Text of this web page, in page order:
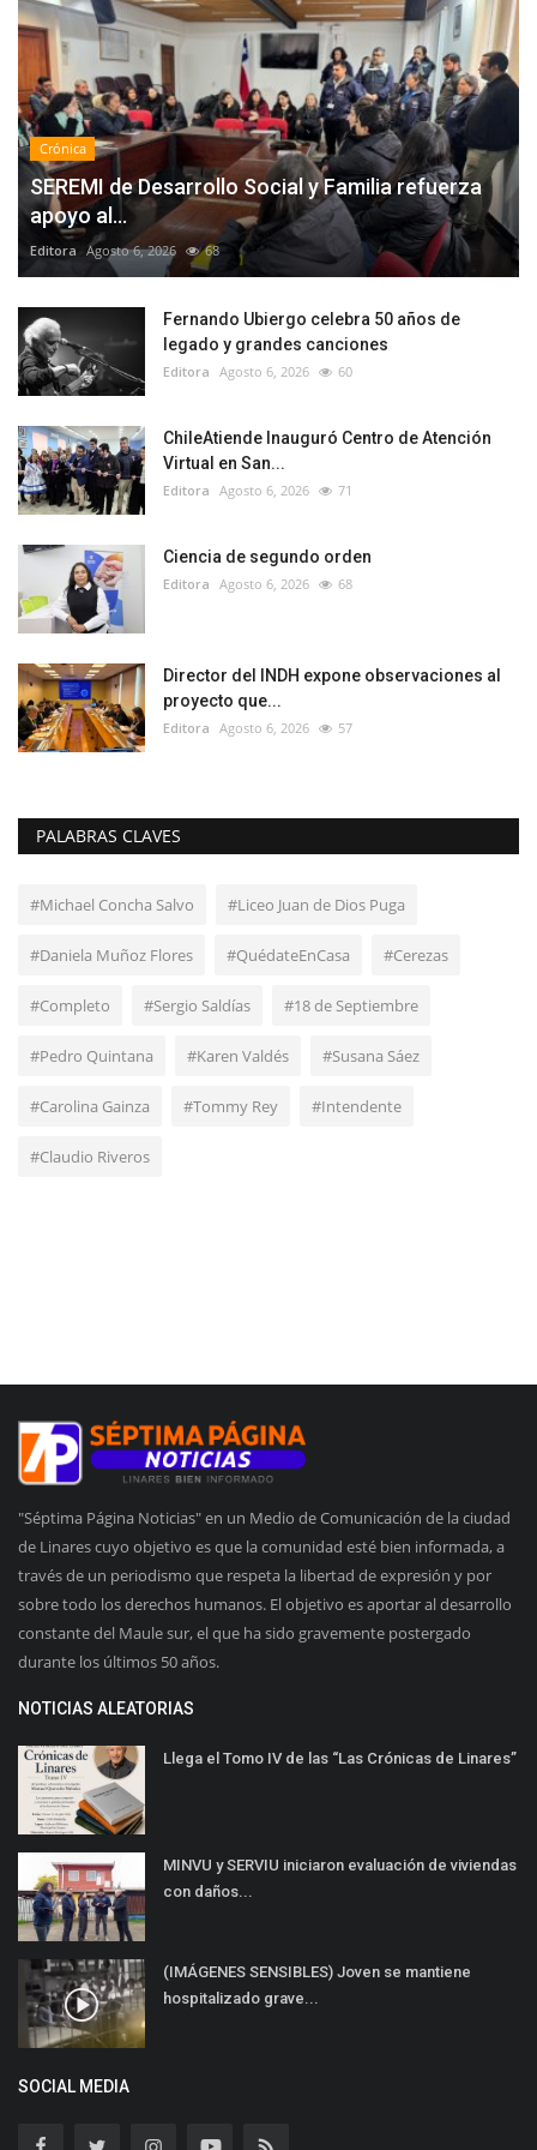
Crónica
SEREMI de Desarrollo Social y Familia refuerza
apoyo al...
Editora Agosto 6, 2026 68
Fernando Ubiergo celebra 50 años de
legado y grandes canciones
Editora Agosto 6, 2026 60
ChileAtiende Inauguró Centro de Atención
Virtual en San...
Editora Agosto 6, 2026 71
Ciencia de segundo orden
Editora Agosto 6, 2026 68
Director del INDH expone observaciones al
proyecto que...
Editora Agosto 6, 2026 57
PALABRAS CLAVES
#Michael Concha Salvo #Liceo Juan de Dios Puga
#Daniela Muñoz Flores #QuédateEnCasa #Cerezas
#Completo #Sergio Saldías #18 de Septiembre
#Pedro Quintana #Karen Valdés #Susana Sáez
#Carolina Gainza #Tommy Rey #Intendente
#Claudio Riveros
"Séptima Página Noticias" en un Medio de Comunicación de la ciudad
de Linares cuyo objetivo es que la comunidad esté bien informada, a
través de un periodismo que respeta la libertad de expresión y por
sobre todo los derechos humanos. El objetivo es aportar al desarrollo
constante del Maule sur, el que ha sido gravemente postergado
durante los últimos 50 años.
NOTICIAS ALEATORIAS
Llega el Tomo IV de las “Las Crónicas de Linares”
MINVU y SERVIU iniciaron evaluación de viviendas
con daños...
(IMÁGENES SENSIBLES) Joven se mantiene
hospitalizado grave...
SOCIAL MEDIA